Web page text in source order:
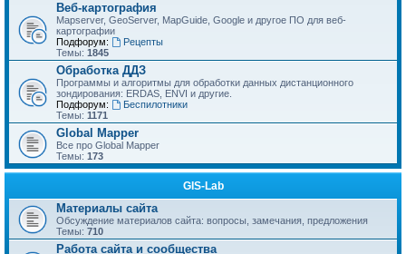
Веб-картография
Mapserver, GeoServer, MapGuide, Google и другое ПО для веб-
картографии
Подфорум:
Рецепты
Темы: 1845
Обработка ДДЗ
Программы и алгоритмы для обработки данных дистанционного
зондирования: ERDAS, ENVI и другие.
Подфорум:
Беспилотники
Темы: 1171
Global Mapper
Все про Global Mapper
Темы: 173
GIS-Lab
Материалы сайта
Обсуждение материалов сайта: вопросы, замечания, предложения
Темы: 710
Работа сайта и сообщества